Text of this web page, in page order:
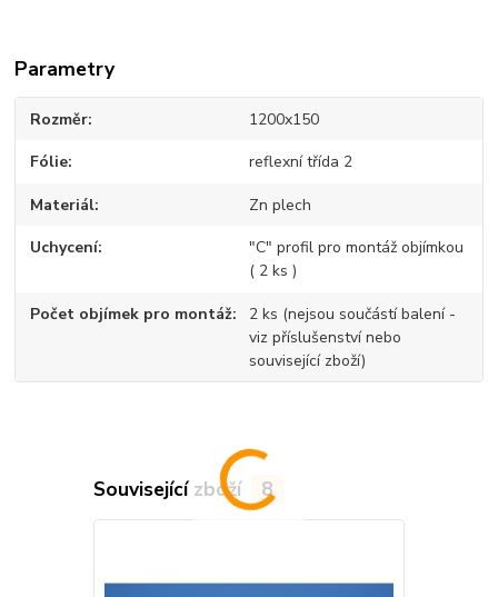
Parametry
Rozměr 1200x150
Fólie reflexní třída 2
Materiál Zn plech
Uchycení
"C" profil pro montáž objímkou
( 2 ks )
Počet objímek pro montáž
2 ks (nejsou součástí balení -
viz příslušenství nebo
související zboží)
Související zboží 8